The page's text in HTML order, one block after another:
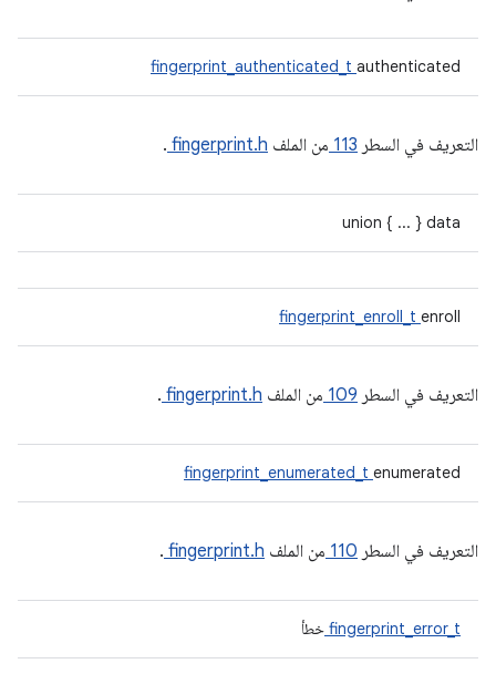
fingerprint_authenticated_t authenticated
التعريف في السطر 113 من الملف fingerprint.h
.
union { ... } data
fingerprint_enroll_t enroll
التعريف في السطر 109 من الملف fingerprint.h
.
fingerprint_enumerated_t enumerated
التعريف في السطر 110 من الملف fingerprint.h
.
fingerprint_error_t خطأ